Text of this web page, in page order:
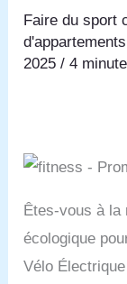
Faire du sport
d'appartements
2025/4
Êtes-vous à la
écologique
Vélo